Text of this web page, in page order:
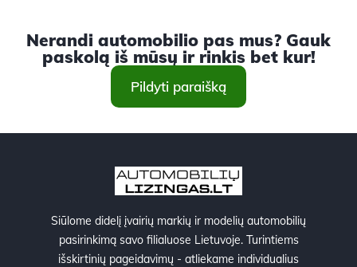
Nerandi automobilio pas mus? Gauk
paskolą iš mūsų ir rinkis bet kur!
Pildyti paraišką
Siūlome didelį įvairių markių ir modelių automobilių
pasirinkimą savo filialuose Lietuvoje. Turintiems
išskirtinių pageidavimų - atliekame individualius